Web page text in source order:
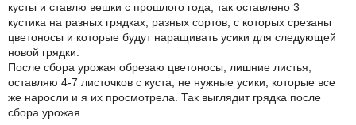
кусты и ставлю вешки с прошлого года, так оставлено 3
кустика на разных грядках, разных сортов, с которых срезаны
цветоносы и которые будут наращивать усики для следующей
новой грядки.
После сбора урожая обрезаю цветоносы, лишние листья,
оставляю 4-7 листочков с куста, не нужные усики, которые все
же наросли и я их просмотрела. Так выглядит грядка после
сбора урожая.